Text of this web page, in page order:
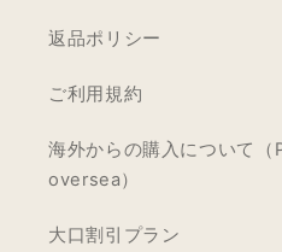
返品ポリシー
ご利用規約
海外からの購入について
oversea）
大口割引プラン